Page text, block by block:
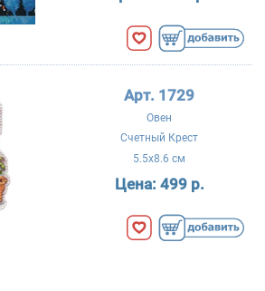
Арт. 1729
Овен
Счетный Крест
5.5x8.6 см
Цена: 499 р.